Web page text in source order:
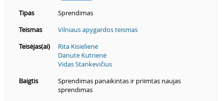
Tipas
Sprendimas
Teismas
Vilniaus apygardos teismas
Teisėjas(ai)
Rita Kisielienė
Danutė Kutrienė
Vidas Stankevičius
Baigtis
Sprendimas panaikintas ir priimtas naujas
sprendimas